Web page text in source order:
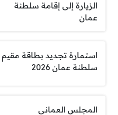
الزيارة إلى إقامة سلطنة
عمان
استمارة تجديد بطاقة مقيم
سلطنة عمان 2026
المجلس العماني